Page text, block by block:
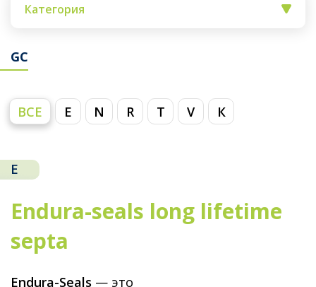
Категория
GC
ВСЕ E N R T V К
E
Endura-seals long lifetime
septa
Endura-Seals — это